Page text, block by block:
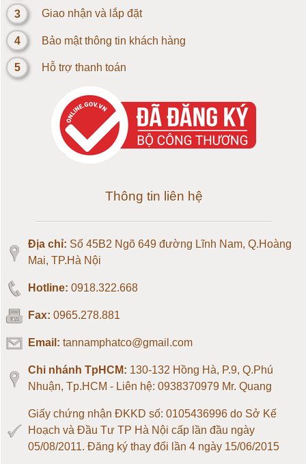
Loadcell 5kg
Loadcell 10kg
Loadcell 20kg
Loadcell 30kg
Loadcell 50kg
Loadcell 150kg
Loadcell 200kg
Loadcell 300kg
Loadcell 1 tấn
Loadcell 3 tấn
3 Giao nhận và lắp đặt
4 Bảo mật thông tin khách hàng
5 Hỗ trợ thanh toán
Thông tin liên hệ
Địa chỉ: Số 45B2 Ngõ 649 đường Lĩnh Nam, Q.Hoàng
Mai, TP.Hà Nội
Hotline: 0918.322.668
Fax: 0965.278.881
Email: tannamphatco@gmail.com
Chi nhánh TpHCM: 130-132 Hồng Hà, P.9, Q.Phú
Nhuận, Tp.HCM - Liên hệ: 0938370979 Mr. Quang
Giấy chứng nhận ĐKKD số: 0105436996 do Sở Kế
Hoạch và Đầu Tư TP Hà Nội cấp lần đầu ngày
05/08/2011. Đăng ký thay đổi lần 4 ngày 15/06/2015